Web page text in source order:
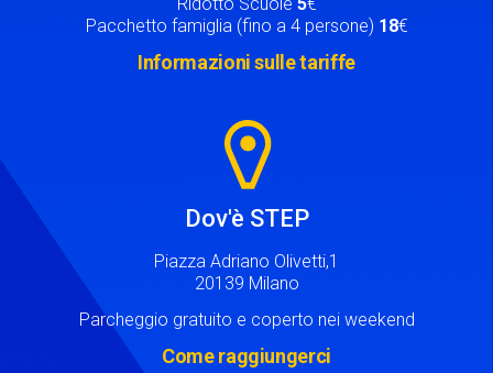
Pacchetto famiglia (fino a 4 persone) 18€
Informazioni sulle tariffe
Dov'è STEP
Piazza Adriano Olivetti,1
20139 Milano
Parcheggio gratuito e coperto nei weekend
Come raggiungerci